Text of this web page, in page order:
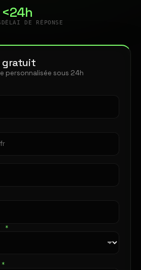
<24h
DÉLAI DE RÉPONSE
gratuit
personnalisée sous 24h
*
*